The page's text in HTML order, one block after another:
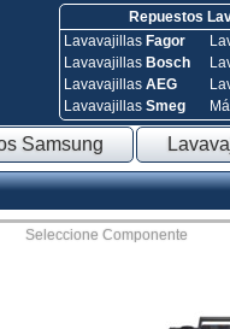
Repuestos
Lavavajillas Fagor
Lavavajillas Bosch
Lavavajillas AEG
Lavavajillas Smeg
Samsung
Seleccione Componente